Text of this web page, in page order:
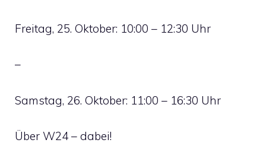
Freitag, 25. Oktober: 10:00 – 12:30 Uhr
–
Samstag, 26. Oktober: 11:00 – 16:30 Uhr
Über W24 – dabei!